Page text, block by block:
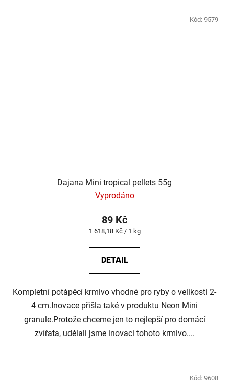
Dajana Mini tropical pellets 55g
Vyprodáno
89 Kč
Měrná
1 618,18 Kč / 1 kg
DETAIL
Kompletní potápěcí krmivo vhodné pro ryby o velikosti 2-
4 cm.Inovace přišla také v produktu Neon Mini
granule.Protože chceme jen to nejlepší pro domácí
zvířata, udělali jsme inovaci tohoto krmivo....
Kód: 9579
Kód: 9608